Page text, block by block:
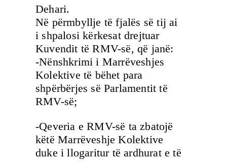
Dehari.
Në përmbyllje të fjalës së tij ai
i shpalosi kërkesat drejtuar
Kuvendit të RMV-së, që janë:
-Nënshkrimi i Marrëveshjes
Kolektive të bëhet para
shpërbërjes së Parlamentit të
RMV-së;
-Qeveria e RMV-së ta zbatojë
këtë Marrëveshje Kolektive
duke i llogaritur të ardhurat e të